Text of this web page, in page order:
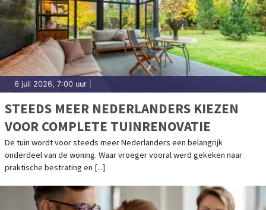
6 juli 2026, 7:00 uur
STEEDS MEER NEDERLANDERS KIEZEN
VOOR COMPLETE TUINRENOVATIE
De tuin wordt voor steeds meer Nederlanders een belangrijk
onderdeel van de woning. Waar vroeger vooral werd gekeken naar
praktische bestrating en [...]